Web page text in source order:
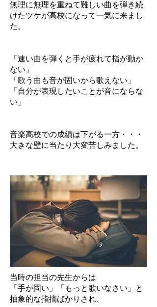
無理に無理を重ねて難しい曲を弾き続
けたツケが高校になって一気に来まし
た。
「速い曲を弾くと手が疲れて指が動か
ない」
「歌う曲も音が固いから歌えない」
「自分が表現したいことが音にならな
い」
音楽高校での成績は下がる一方・・・
大きな壁に当たり大変苦しみました。
当時の担当の先生からは
「手が固い」「もっと歌いなさい」と
抽象的な指摘ばかりされ、